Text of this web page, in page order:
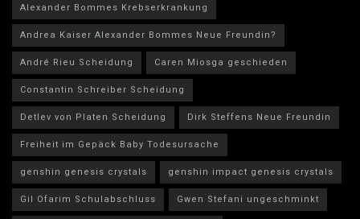
Alexander Bommes Krebserkrankung
Andrea Kaiser Alexander Bommes Neue Freundin?
André Rieu Scheidung
Caren Miosga geschieden
Constantin Schreiber Scheidung
Detlev von Platen Scheidung
Dirk Steffens Neue Freundin
Freiheit im Gepäck Baby Todesursache
genshin genesis crystals
genshin impact genesis crystals
Gil Ofarim Schulabschluss
Gwen Stefani ungeschminkt